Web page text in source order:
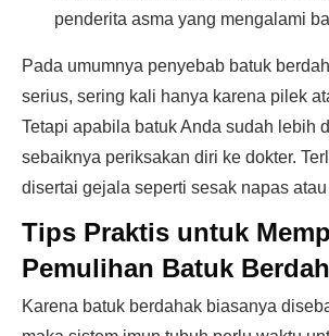
penderita asma yang mengalami
Pada umumnya penyebab batuk
serius, sering kali hanya karena pilek
Tetapi apabila batuk Anda sudah lebih
sebaiknya periksakan diri ke dokter.
disertai gejala seperti sesak napas
Tips Praktis untuk
Pemulihan Batuk
Karena batuk berdahak biasanya